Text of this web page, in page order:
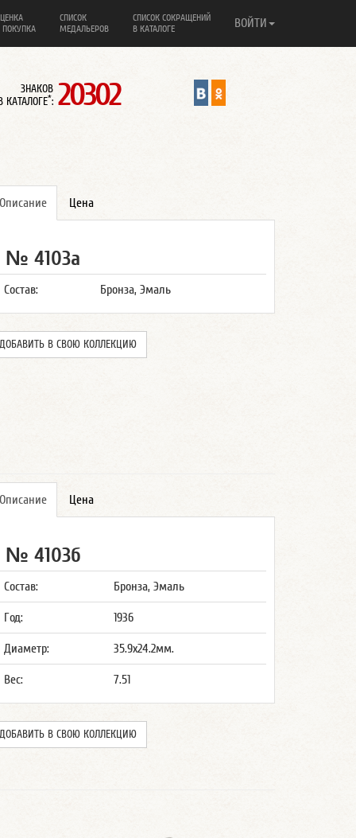
ПОКУПКА
СПИСОК
МЕДАЛЬЕРОВ
СПИСОК СОКРАЩЕНИЙ
В КАТАЛОГЕ
ВОЙТИ
ЗНАКОВ
КАТАЛОГЕ*: 20302
Описание Цена
№ 4103а
Состав: Бронза, Эмаль
ДОБАВИТЬ В СВОЮ КОЛЛЕКЦИЮ
Описание Цена
№ 4103б
Состав: Бронза, Эмаль
Год: 1936
Диаметр: 35.9x24.2мм.
Вес: 7.51
ДОБАВИТЬ В СВОЮ КОЛЛЕКЦИЮ